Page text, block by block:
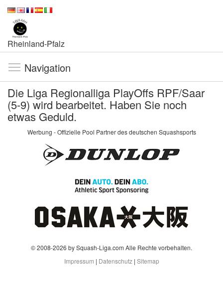
Rheinland-Pfalz
Navigation
Die Liga Regionalliga PlayOffs RPF/Saar
(5-9) wird bearbeitet. Haben Sie noch
etwas Geduld.
Werbung - Offizielle Pool Partner des deutschen Squashsports
© 2008-2026 by Squash-Liga.com Alle Rechte vorbehalten.
Impressum | Datenschutz| Sitemap